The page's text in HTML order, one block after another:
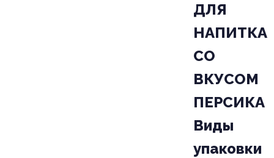
ДЛЯ
НАПИТКА
СО
ВКУСОМ
ПЕРСИКА
Виды
упаковки